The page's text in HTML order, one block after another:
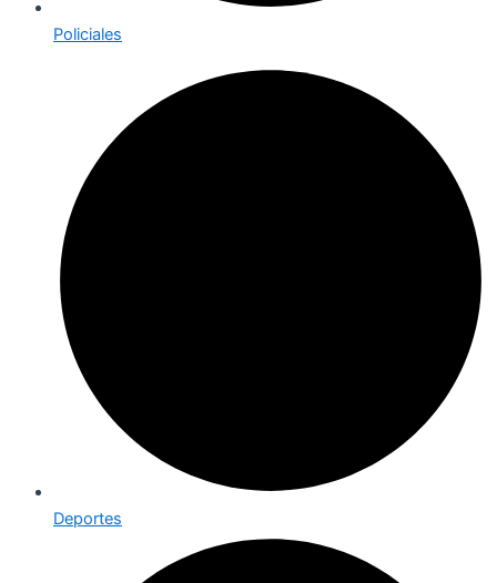
Policiales
Deportes